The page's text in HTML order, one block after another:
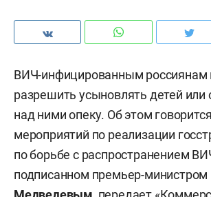
ВИЧ-инфицированным россиянам
разрешить усыновлять детей
над ними опеку. Об этом
мероприятий по реализации
по борьбе с распространением
подписанном премьер-